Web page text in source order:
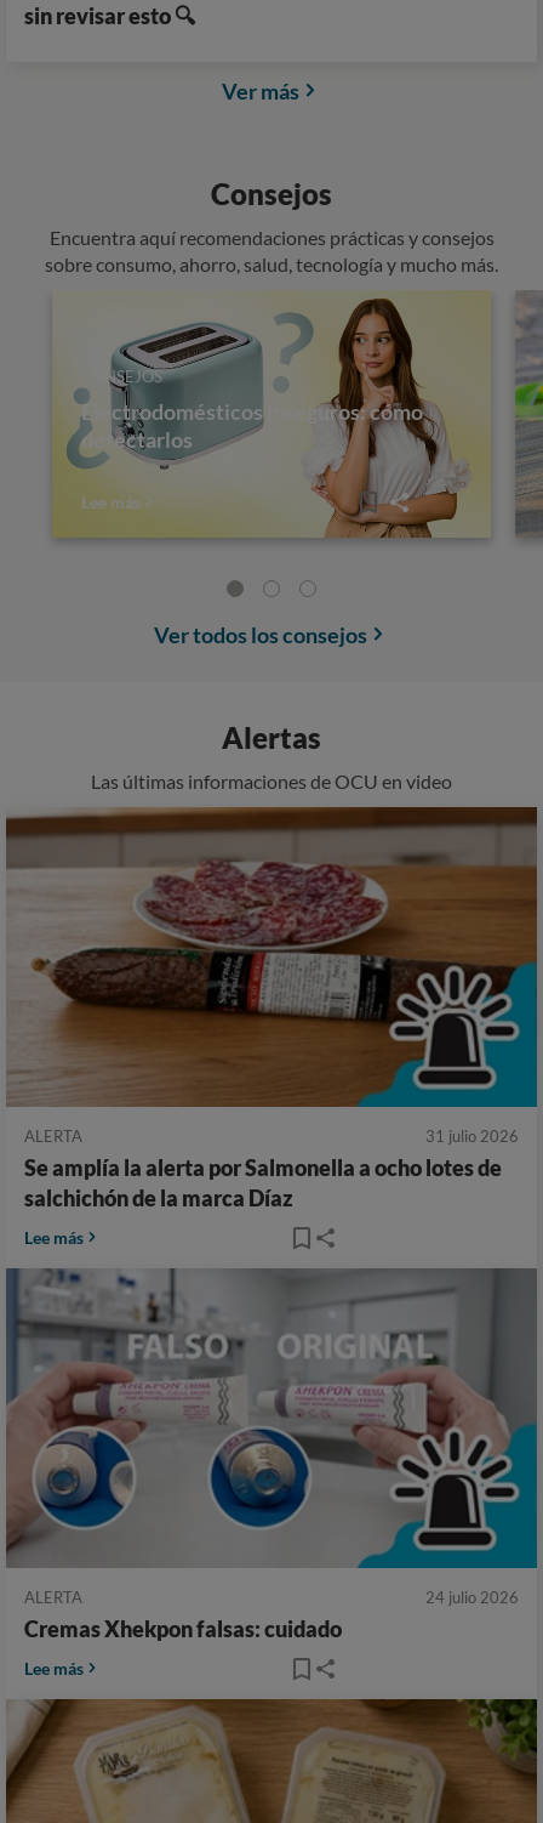
sin revisar esto 🔍
Ver más
Consejos
Encuentra aquí recomendaciones prácticas y consejos
sobre consumo, ahorro, salud, tecnología y mucho más.
CONSEJOS
Electrodomésticos inseguros: cómo
detectarlos
Lee más
Ver todos los consejos
Alertas
Las últimas informaciones de OCU en video
ALERTA 31 julio 2026
Se amplía la alerta por Salmonella a ocho lotes de
salchichón de la marca Díaz
Lee más
ALERTA 24 julio 2026
Cremas Xhekpon falsas: cuidado
Lee más